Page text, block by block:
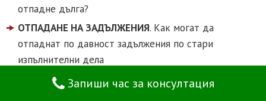
отпадне дълга?
ОТПАДАНЕ НА ЗАДЪЛЖЕНИЯ. Как могат да
отпаднат по давност задължения по стари
изпълнителни дела
ТОПЛОФИКАЦИЯ. Как да отпаднат погасените по
Запиши час за консултация